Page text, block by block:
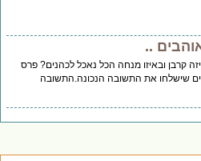
..
ובאיזו מנחה הכל נאכל לכהנים? פרס
את התשובה הנכונה.התשובה